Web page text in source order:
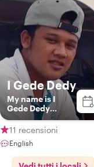
I Gede Dedy
My name is I
Gede Dedy
Santosa i'm local
guide and tour
organizer in bali.
11 recensioni
English